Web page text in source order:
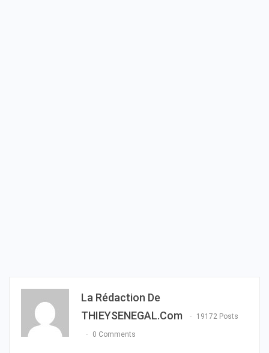
La Rédaction De
THIEYSENEGAL.com
19172 Posts
0 Comments